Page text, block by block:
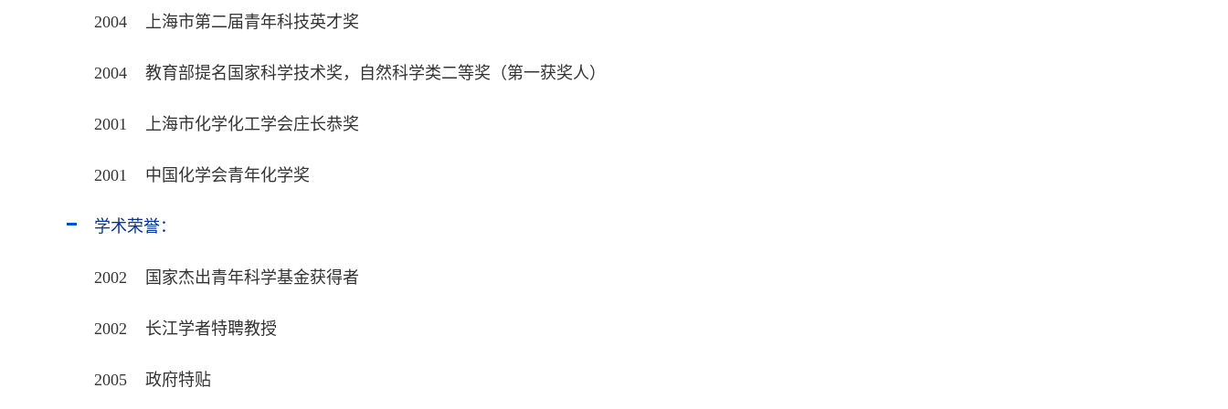
2004 上海市第二届青年科技英才奖
2004 教育部提名国家科学技术奖，自然科学类二等奖（第一获奖人）
2001 上海市化学化工学会庄长恭奖
2001 中国化学会青年化学奖
学术荣誉：
2002 国家杰出青年科学基金获得者
2002 长江学者特聘教授
2005 政府特贴